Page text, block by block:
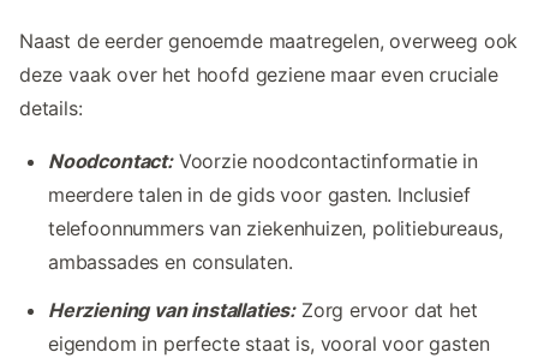
Naast de eerder genoemde maatregelen, overweeg ook
deze vaak over het hoofd geziene maar even cruciale
details:
Noodcontact:Voorzie noodcontactinformatie in
meerdere talen in de gids voor gasten. Inclusief
telefoonnummers van ziekenhuizen, politiebureaus,
ambassades en consulaten.
Herziening van installaties:Zorg ervoor dat het
eigendom in perfecte staat is, vooral voor gasten